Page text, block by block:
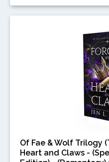
Of Fae & Wolf Trilogy
Heart and Claws -